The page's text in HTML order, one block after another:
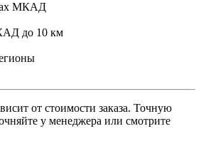
МКАД
до 10 км
от стоимости заказа. Точную
у менеджера или смотрите